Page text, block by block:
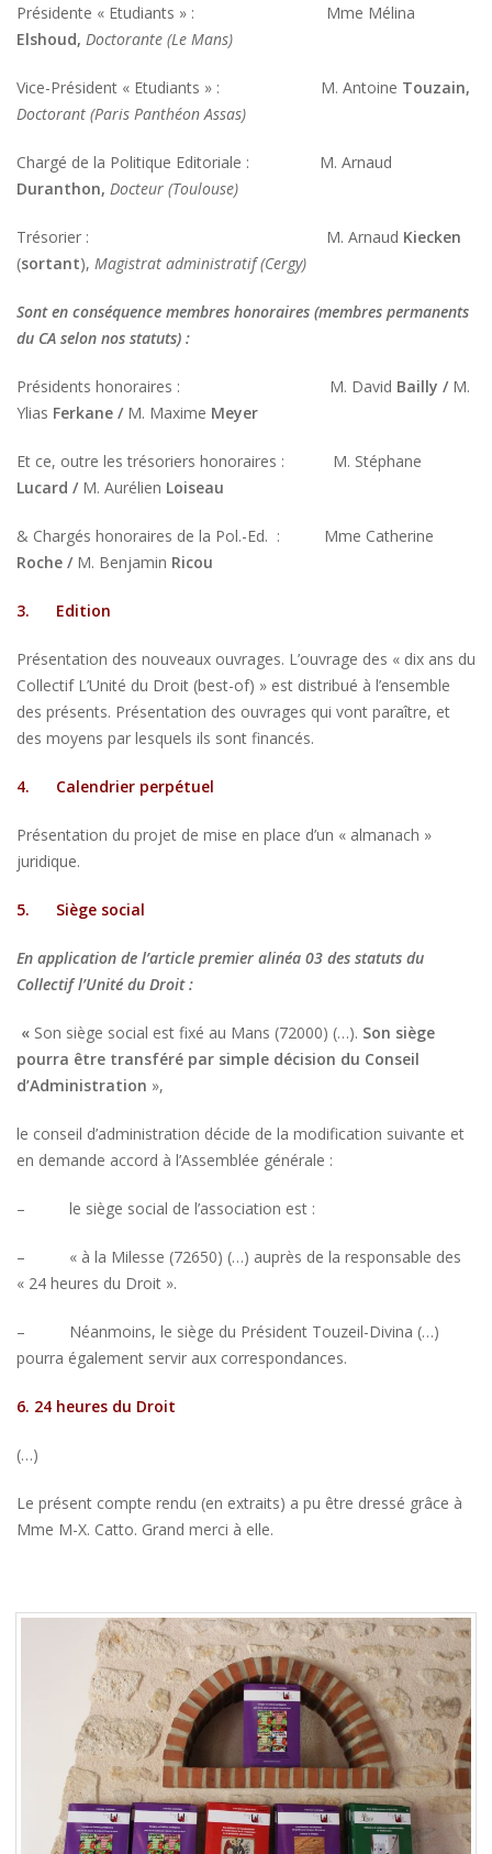
Présidente « Etudiants » : Mme Mélina
Elshoud, Doctorante (Le Mans)
Vice-Président « Etudiants » : M. Antoine Touzain,
Doctorant (Paris Panthéon Assas)
Chargé de la Politique Editoriale : M. Arnaud
Duranthon, Docteur (Toulouse)
Trésorier : M. Arnaud Kiecken
(sortant), Magistrat administratif (Cergy)
Sont en conséquence membres honoraires (membres permanents
du CA selon nos statuts) :
Présidents honoraires : M. David Bailly / M.
Ylias Ferkane / M. Maxime Meyer
Et ce, outre les trésoriers honoraires : M. Stéphane
Lucard / M. Aurélien Loiseau
& Chargés honoraires de la Pol.-Ed. : Mme Catherine
Roche / M. Benjamin Ricou
3. Edition
Présentation des nouveaux ouvrages. L’ouvrage des « dix ans du
Collectif L’Unité du Droit (best-of) » est distribué à l’ensemble
des présents. Présentation des ouvrages qui vont paraître, et
des moyens par lesquels ils sont financés.
4. Calendrier perpétuel
Présentation du projet de mise en place d’un « almanach »
juridique.
5. Siège social
En application de l’article premier alinéa 03 des statuts du
Collectif l’Unité du Droit :
« Son siège social est fixé au Mans (72000) (…). Son siège
pourra être transféré par simple décision du Conseil
d’Administration »,
le conseil d’administration décide de la modification suivante et
en demande accord à l’Assemblée générale :
– le siège social de l’association est :
– « à la Milesse (72650) (…) auprès de la responsable des
« 24 heures du Droit ».
– Néanmoins, le siège du Président Touzeil-Divina (…)
pourra également servir aux correspondances.
6. 24 heures du Droit
(…)
Le présent compte rendu (en extraits) a pu être dressé grâce à
Mme M-X. Catto. Grand merci à elle.